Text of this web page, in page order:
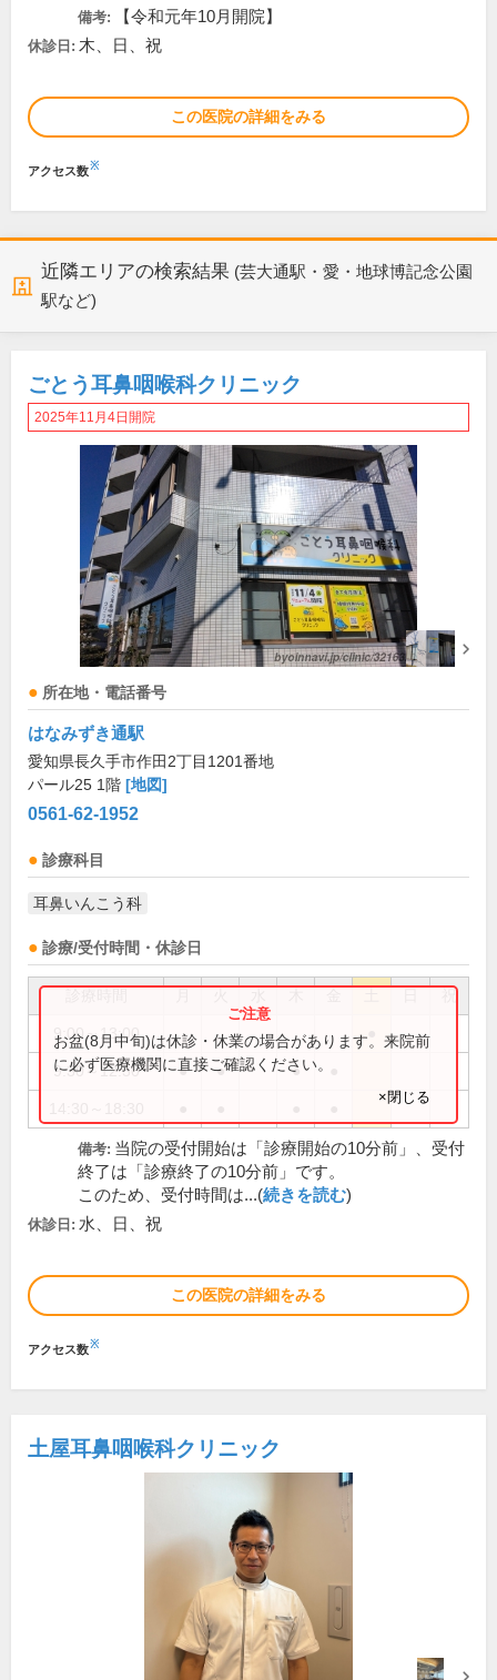
備考: 【令和元年10月開院】
休診日: 木、日、祝
この医院の詳細をみる
アクセス数※
近隣エリアの検索結果 (芸大通駅・愛・地球博記念公園
駅など)
ごとう耳鼻咽喉科クリニック
2025年11月4日開院
所在地・電話番号
はなみずき通駅
愛知県長久手市作田2丁目1201番地
パール25 1階 [地図]
0561-62-1952
診療科目
耳鼻いんこう科
診療/受付時間・休診日
祝
9:00～13:00
9:30～12:30 ● ● ●
お盆(8月中旬)は休診・休業の場合があります。来院前
に必ず医療機関に直接ご確認ください。
×閉じる
備考: 当院の受付開始は「診療開始の10分前」、受付
終了は「診療終了の10分前」です。
このため、受付時間は...(続きを読む)
休診日: 水、日、祝
この医院の詳細をみる
アクセス数※
土屋耳鼻咽喉科クリニック